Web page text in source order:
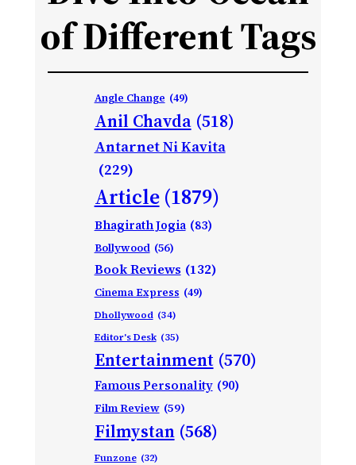
of Different Tags
Angle Change (49)
Anil Chavda (518)
Antarnet Ni Kavita
(229)
Article (1879)
Bhagirath Jogia (83)
Bollywood (56)
Book Reviews (132)
Cinema Express (49)
Dhollywood (34)
Editor's Desk (35)
Entertainment (570)
Famous Personality (90)
Film Review (59)
Filmystan (568)
Funzone (32)